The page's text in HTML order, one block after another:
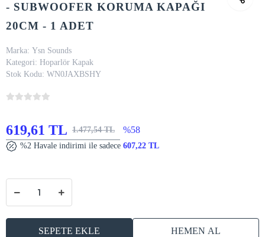
- SUBWOOFER KORUMA KAPAĞI
20CM - 1 ADET
Marka: Ysn Sounds
Kategori: Hoparlör Kapak
Stok Kodu: WN0JAXBSHY
619,61 TL 1.477,54 TL %58
%2 Havale indirimi ile sadece 607,22 TL
SEPETE EKLE HEMEN AL